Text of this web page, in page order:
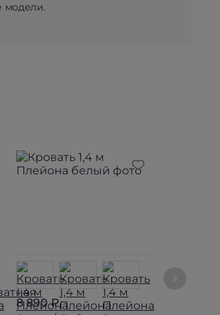
модели.
8 890 ₽